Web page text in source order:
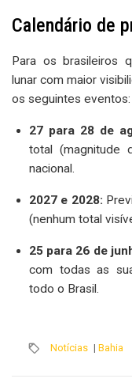
Calendário de
Para os brasileiros
lunar com maior
os seguintes eventos:
27 para 28 de
total (magnitude
nacional.
2027 e 2028:
(nenhum total
25 para 26 de
com todas as
todo o Brasil.
Notícias | Bahia